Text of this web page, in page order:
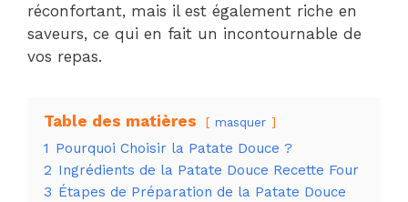
réconfortant, mais il est également riche en
saveurs, ce qui en fait un incontournable de
vos repas.
Table des matières masquer
1 Pourquoi Choisir la Patate Douce ?
2 Ingrédients de la Patate Douce Recette Four
3 Étapes de Préparation de la Patate Douce